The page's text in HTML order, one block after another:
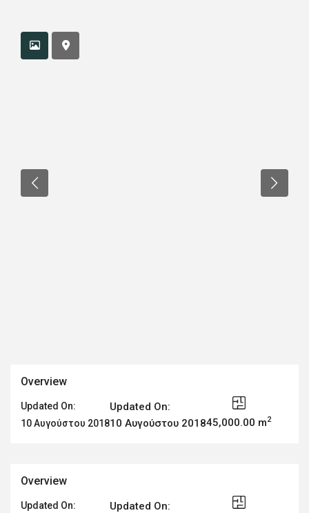
Overview
Updated On:
10 Αυγούστου 2018
Updated On:
10 Αυγούστου 201845,000.00 m2
Overview
Updated On:
Updated On: